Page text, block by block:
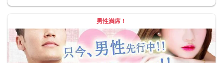
男性満席！